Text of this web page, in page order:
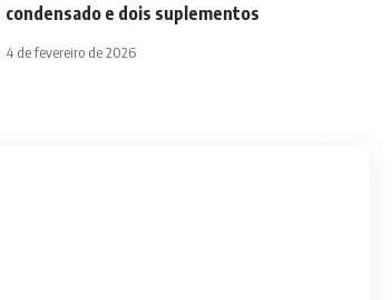
condensado e dois suplementos
4 de fevereiro de 2026